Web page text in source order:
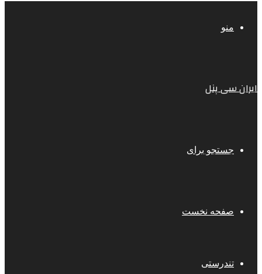
منو
ایران سی پنل
جستجو برای
صفحه نخست
تندرستی